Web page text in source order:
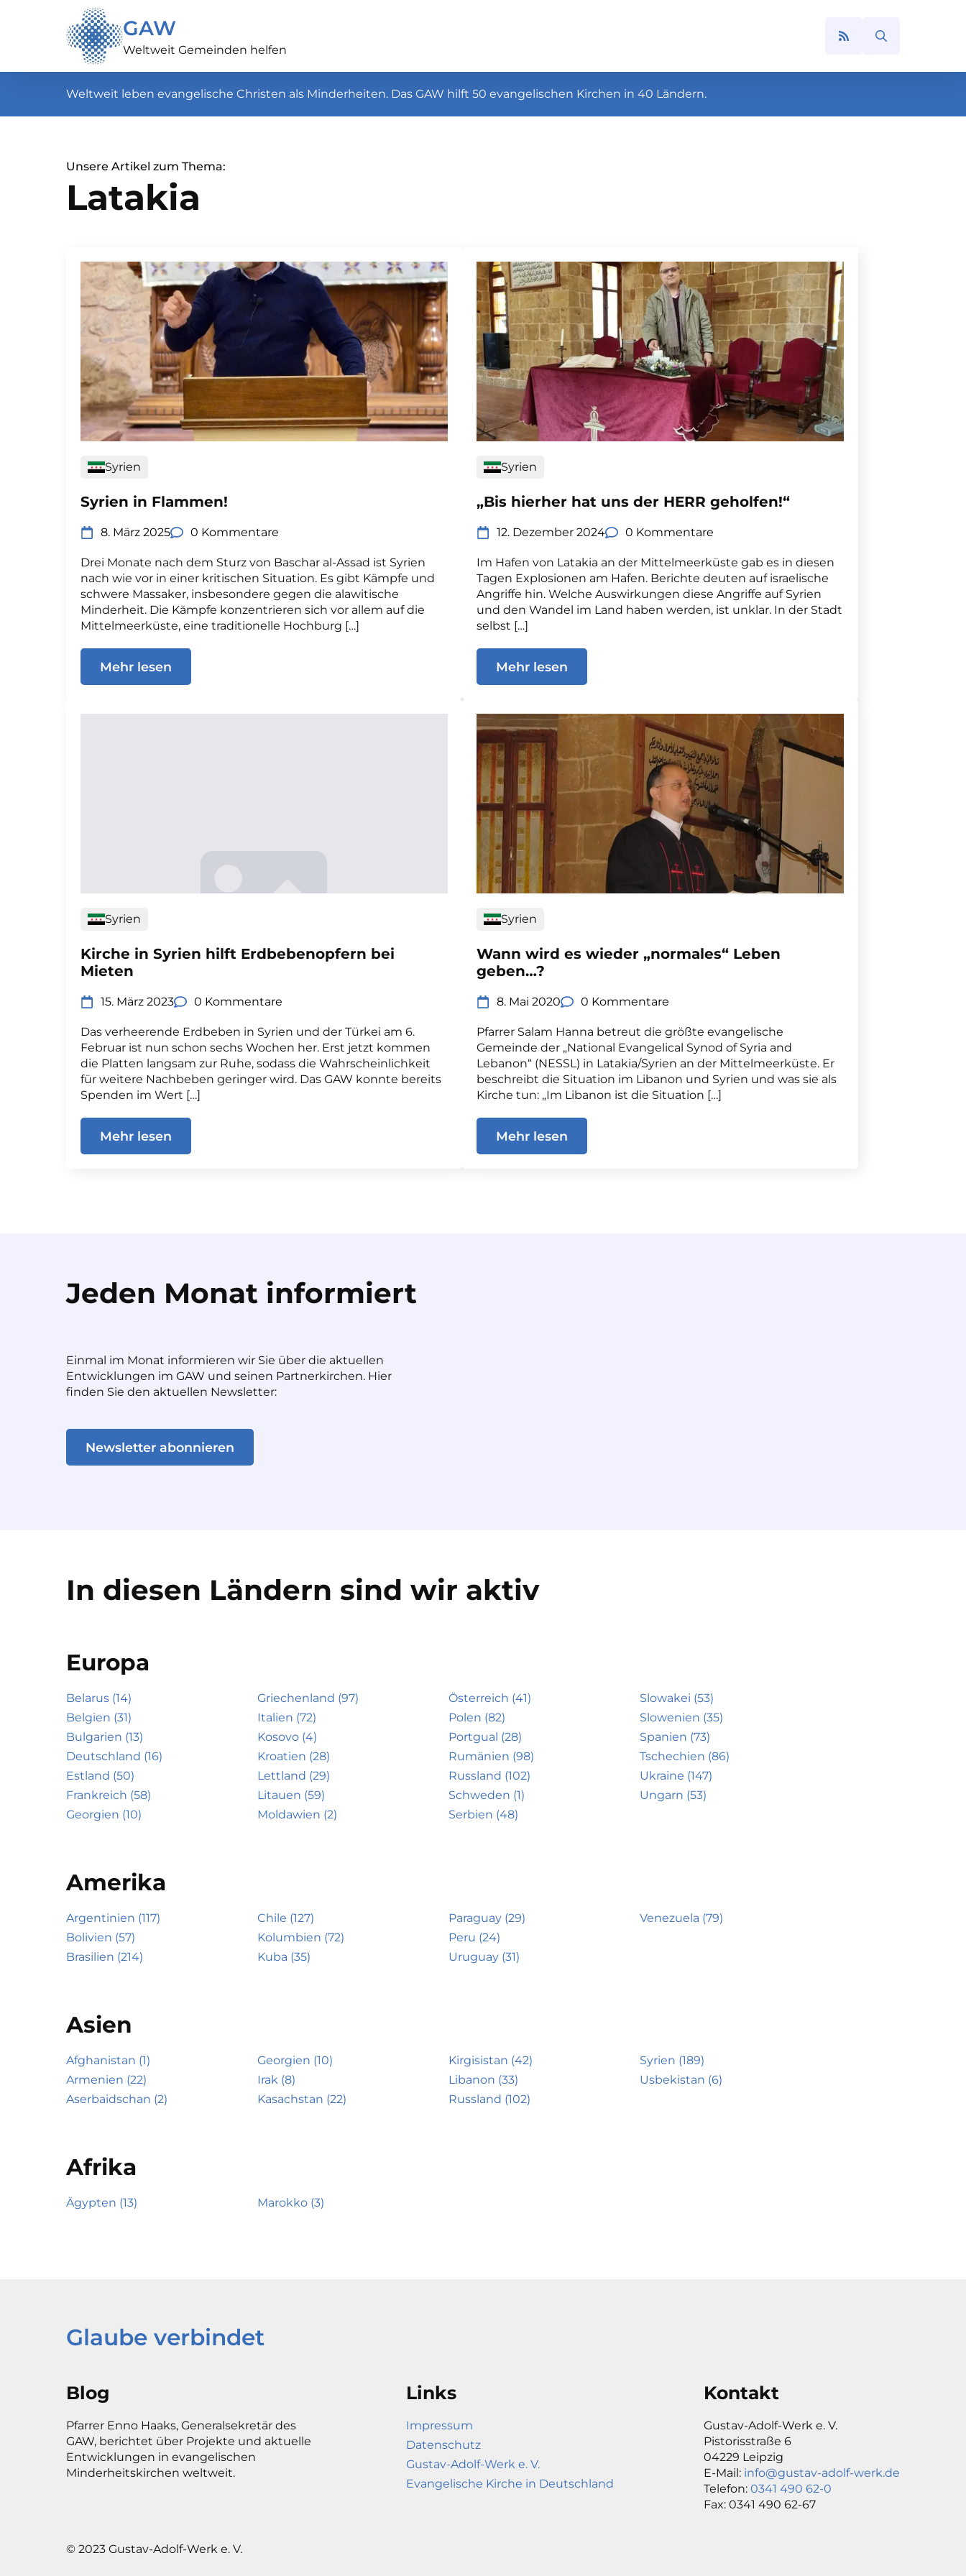
GAW
Weltweit Gemeinden helfen
Weltweit leben evangelische Christen als Minderheiten. Das GAW hilft 50 evangelischen Kirchen in 40 Ländern.
Unsere Artikel zum Thema:
Latakia
Syrien
Syrien in Flammen!
8. März 2025 0 Kommentare
Drei Monate nach dem Sturz von Baschar al-Assad ist Syrien
nach wie vor in einer kritischen Situation. Es gibt Kämpfe und
schwere Massaker, insbesondere gegen die alawitische
Minderheit. Die Kämpfe konzentrieren sich vor allem auf die
Mittelmeerküste, eine traditionelle Hochburg […]
Mehr lesen
Syrien
„Bis hierher hat uns der HERR geholfen!“
12. Dezember 2024 0 Kommentare
Im Hafen von Latakia an der Mittelmeerküste gab es in diesen
Tagen Explosionen am Hafen. Berichte deuten auf israelische
Angriffe hin. Welche Auswirkungen diese Angriffe auf Syrien
und den Wandel im Land haben werden, ist unklar. In der Stadt
selbst […]
Mehr lesen
Syrien
Kirche in Syrien hilft Erdbebenopfern bei
Mieten
15. März 2023 0 Kommentare
Das verheerende Erdbeben in Syrien und der Türkei am 6.
Februar ist nun schon sechs Wochen her. Erst jetzt kommen
die Platten langsam zur Ruhe, sodass die Wahrscheinlichkeit
für weitere Nachbeben geringer wird. Das GAW konnte bereits
Spenden im Wert […]
Mehr lesen
Syrien
Wann wird es wieder „normales“ Leben
geben…?
8. Mai 2020 0 Kommentare
Pfarrer Salam Hanna betreut die größte evangelische
Gemeinde der „National Evangelical Synod of Syria and
Lebanon“ (NESSL) in Latakia/Syrien an der Mittelmeerküste. Er
beschreibt die Situation im Libanon und Syrien und was sie als
Kirche tun: „Im Libanon ist die Situation […]
Mehr lesen
Jeden Monat informiert
Einmal im Monat informieren wir Sie über die aktuellen
Entwicklungen im GAW und seinen Partnerkirchen. Hier
finden Sie den aktuellen Newsletter:
Newsletter abonnieren
In diesen Ländern sind wir aktiv
Europa
Belarus (14)
Belgien (31)
Bulgarien (13)
Deutschland (16)
Estland (50)
Frankreich (58)
Georgien (10)
Griechenland (97)
Italien (72)
Kosovo (4)
Kroatien (28)
Lettland (29)
Litauen (59)
Moldawien (2)
Österreich (41)
Polen (82)
Portgual (28)
Rumänien (98)
Russland (102)
Schweden (1)
Serbien (48)
Slowakei (53)
Slowenien (35)
Spanien (73)
Tschechien (86)
Ukraine (147)
Ungarn (53)
Amerika
Argentinien (117)
Bolivien (57)
Brasilien (214)
Chile (127)
Kolumbien (72)
Kuba (35)
Paraguay (29)
Peru (24)
Uruguay (31)
Venezuela (79)
Asien
Afghanistan (1)
Armenien (22)
Aserbaidschan (2)
Georgien (10)
Irak (8)
Kasachstan (22)
Kirgisistan (42)
Libanon (33)
Russland (102)
Syrien (189)
Usbekistan (6)
Afrika
Ägypten (13) Marokko (3)
Glaube verbindet
Blog
Pfarrer Enno Haaks, Generalsekretär des
GAW, berichtet über Projekte und aktuelle
Entwicklungen in evangelischen
Minderheitskirchen weltweit.
Links
Impressum
Datenschutz
Gustav-Adolf-Werk e. V.
Evangelische Kirche in Deutschland
Kontakt
Gustav-Adolf-Werk e. V.
Pistorisstraße 6
04229 Leipzig
E-Mail: info@gustav-adolf-werk.de
Telefon: 0341 490 62-0
Fax: 0341 490 62-67
© 2023 Gustav-Adolf-Werk e. V.